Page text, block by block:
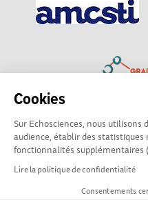
Cookies
Sur Echosciences, nous utilisons
audience, établir des
fonctionnalités supplémentaires
Lire la politique de confidentialité
Consentements
Explorer, s’exprimer,
Hauts-de-France est le
sciences et de
Mentions légales|